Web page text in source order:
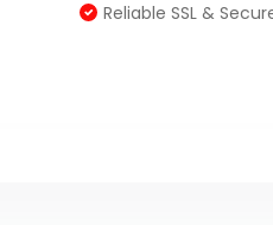
Reliable SSL &